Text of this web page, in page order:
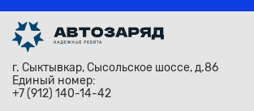
г. Сыктывкар, Сысольское шоссе, д.86
Единый номер:
+7 (912) 140-14-42